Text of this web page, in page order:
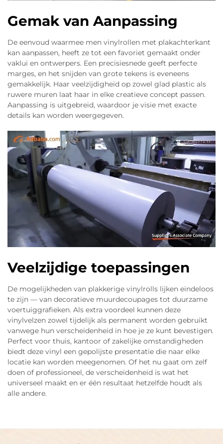
Gemak van Aanpassing
De eenvoud waarmee men vinylrollen met plakachterkant
kan aanpassen, heeft ze tot een favoriet gemaakt onder
vaklui en ontwerpers. Een precisiesnede geeft perfecte
marges, en het snijden van grote tekens is eveneens
gemakkelijk. Haar veelzijdigheid op zowel glad plastic als
ruwere muren laat haar in elke creatieve concept passen.
Aanpassing is uitgebreid, waardoor je visie met exacte
details kan worden weergegeven.
Veelzijdige toepassingen
De mogelijkheden van plakkerige vinylrolls lijken eindeloos
te zijn — van decoratieve muurdecoupages tot duurzame
voertuiggrafieken. Als extra voordeel kunnen deze
vinylvelzen zowel tijdelijk als permanent worden gebruikt
vanwege hun verscheidenheid in hoe je ze kunt bevestigen.
Perfect voor thuis, kantoor of zakelijke omstandigheden
biedt deze vinyl een gepolijste presentatie die naar elke
locatie kan worden meegenomen. Of het nu gaat om zelf
doen of professioneel, de verscheidenheid is wat het
universeel maakt en er één resultaat hetzelfde houdt als
alle andere.